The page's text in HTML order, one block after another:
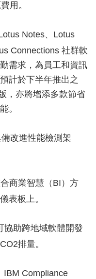
用。
Notes、Lotus
Connections 社群軟
需求，為員工和資訊
計於下半年推出之
，亦將增添多款節省
。
改進性能檢測架
商業智慧（BI）方
表板上。
協助跨地域軟體開發
排量。
IBM Compliance